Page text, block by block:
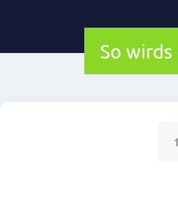
So
1